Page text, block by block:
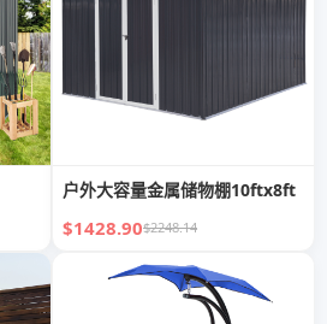
户外大容量金属储物棚10ftx8ft
$1428.90$2248.14